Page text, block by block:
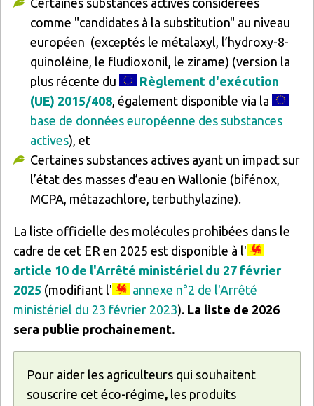
Certaines substances actives considérées
comme "candidates à la substitution" au niveau
européen (exceptés le métalaxyl, l’hydroxy-8-
quinoléine, le fludioxonil, le zirame) (version la
plus récente du
Règlement d'exécution
(UE) 2015/408, également disponible via la
base de données européenne des substances
actives), et
Certaines substances actives ayant un impact sur
l’état des masses d’eau en Wallonie (bifénox,
MCPA, métazachlore, terbuthylazine).
La liste officielle des molécules prohibées dans le
cadre de cet ER en 2025 est disponible à l'
article 10 de l'Arrêté ministériel du 27 février
2025 (modifiant l'
annexe n°2 de l'Arrêté
ministériel du 23 février 2023). La liste de 2026
sera publie prochainement.
Pour aider les agriculteurs qui souhaitent
souscrire cet éco-régime, les produits